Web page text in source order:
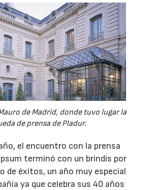
de Madrid, donde tuvo lugar la
de prensa de Pladur.
el encuentro con la prensa
terminó con un brindis por
de éxitos, un año muy especial
ya que celebra sus 40 años